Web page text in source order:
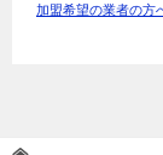
加盟希望の業者の方